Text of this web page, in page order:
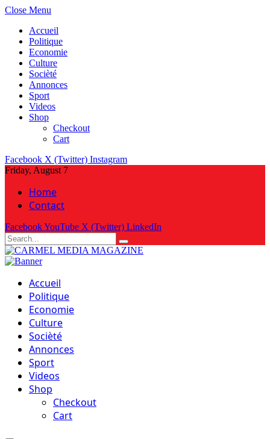
Close Menu
Accueil
Politique
Economie
Culture
Socièté
Annonces
Sport
Videos
Shop
Checkout
Cart
Facebook X (Twitter) Instagram
Friday, August 7
Home
Contact
FacebookYouTube X (Twitter) LinkedIn
Accueil
Politique
Economie
Culture
Socièté
Annonces
Sport
Videos
Shop
Checkout
Cart